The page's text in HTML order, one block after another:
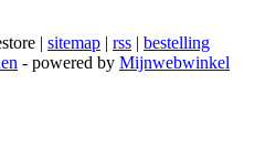
| sitemap | rss | bestelling
- powered by Mijnwebwinkel